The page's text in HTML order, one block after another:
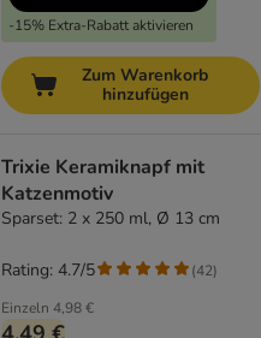
-15% Extra-Rabatt aktivieren
Zum Warenkorb
hinzufügen
Trixie Keramiknapf mit
Katzenmotiv
Sparset: 2 x 250 ml, Ø 13 cm
Einzeln 4,98 €
Rating: 4.7/5 (42)